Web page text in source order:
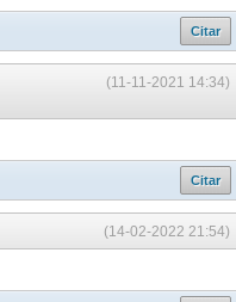
Citar
(11-11-2021 14:34)
Citar
(14-02-2022 21:54)